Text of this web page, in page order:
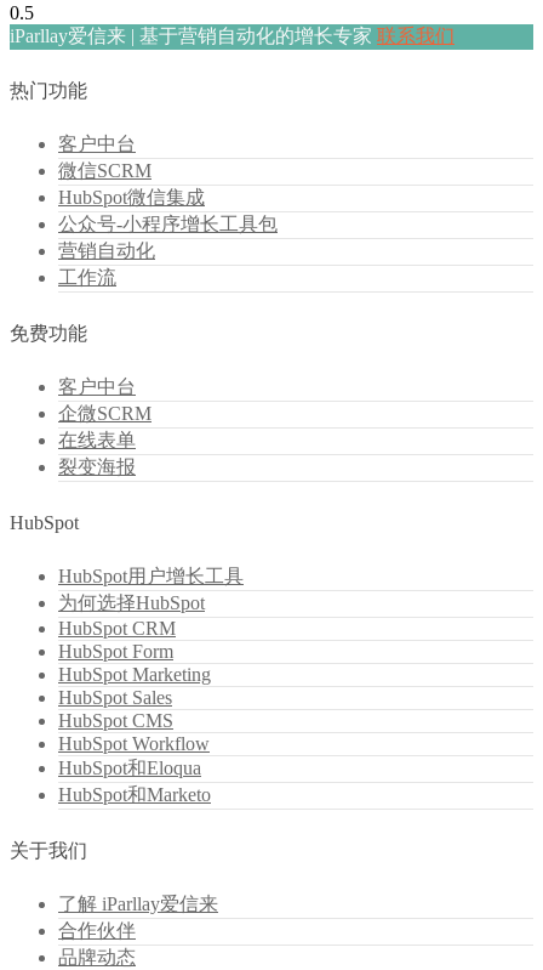
iParllay爱信来 | 基于营销自动化的增长专家 联系我们
热门功能
客户中台
微信SCRM
HubSpot微信集成
公众号-小程序增长工具包
营销自动化
工作流
免费功能
客户中台
企微SCRM
在线表单
裂变海报
HubSpot
HubSpot用户增长工具
为何选择HubSpot
HubSpot CRM
HubSpot Form
HubSpot Marketing
HubSpot Sales
HubSpot CMS
HubSpot Workflow
HubSpot和Eloqua
HubSpot和Marketo
关于我们
了解 iParllay爱信来
合作伙伴
品牌动态